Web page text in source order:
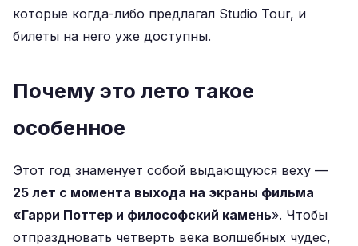
которые когда-либо предлагал Studio Tour, и
билеты на него уже доступны.
Почему это лето такое
особенное
Этот год знаменует собой выдающуюся веху —
25 лет с момента выхода на экраны фильма
«Гарри Поттер и философский камень». Чтобы
отпраздновать четверть века волшебных чудес,